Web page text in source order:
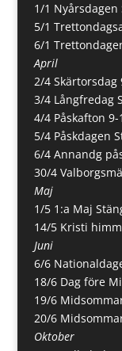
1/1 Nyårsdagen
5/1
6/1
April
2/4 Skärtorsdag
3/4 Långfredag
4/4 Påskafton 9-
5/4 Påskdagen
6/4 Annandg
30/4
Maj
1/5 1:a Maj
14/5 Kristi
Juni
6/6
18/6 Dag före
19/6
20/6
Oktober